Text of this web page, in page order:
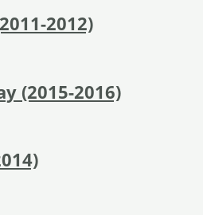
2012)
(2015-2016)